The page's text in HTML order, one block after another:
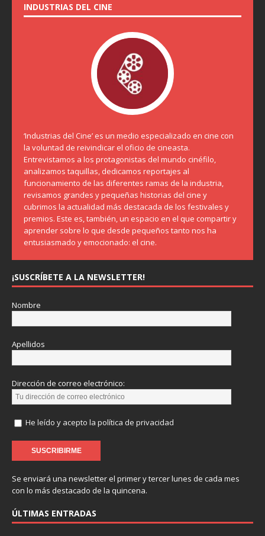
INDUSTRIAS DEL CINE
‘Industrias del Cine’ es un medio especializado en cine con
la voluntad de reivindicar el oficio de cineasta.
Entrevistamos a los protagonistas del mundo cinéfilo,
analizamos taquillas, dedicamos reportajes al
funcionamiento de las diferentes ramas de la industria,
revisamos grandes y pequeñas historias del cine y
cubrimos la actualidad más destacada de los festivales y
premios. Este es, también, un espacio en el que compartir y
aprender sobre lo que desde pequeños tanto nos ha
entusiasmado y emocionado: el cine.
¡SUSCRÍBETE A LA NEWSLETTER!
Nombre
Apellidos
Dirección de correo electrónico:
He leído y acepto la política de privacidad
Se enviará una newsletter el primer y tercer lunes de cada mes
con lo más destacado de la quincena.
ÚLTIMAS ENTRADAS